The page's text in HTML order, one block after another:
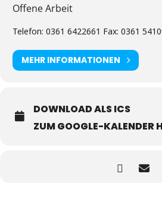
Offene Arbeit
Telefon: 0361 6422661 Fax: 0361
MEHR INFORMATIONEN
DOWNLOAD ALS ICS
ZUM GOOGLE-KALENDER